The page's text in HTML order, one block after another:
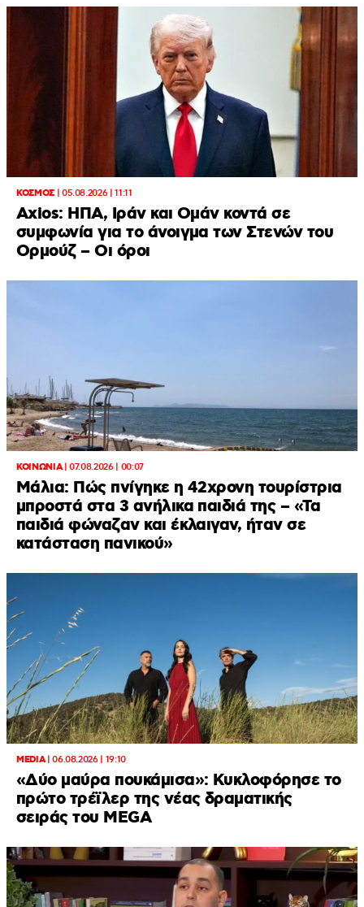
ΚΟΣΜΟΣ| 05.08.2026 | 11:11
Axios: ΗΠΑ, Ιράν και Ομάν κοντά σε
συμφωνία για το άνοιγμα των Στενών του
Ορμούζ – Οι όροι
ΚΟΙΝΩΝΙΑ|07.08.2026 | 00:07
Μάλια: Πώς πνίγηκε η 42χρονη τουρίστρια
μπροστά στα 3 ανήλικα παιδιά της – «Τα
παιδιά φώναζαν και έκλαιγαν, ήταν σε
κατάσταση πανικού»
MEDIA|06.08.2026 | 19:10
«Δύο μαύρα πουκάμισα»: Κυκλοφόρησε το
πρώτο τρέϊλερ της νέας δραματικής
σειράς του MEGA